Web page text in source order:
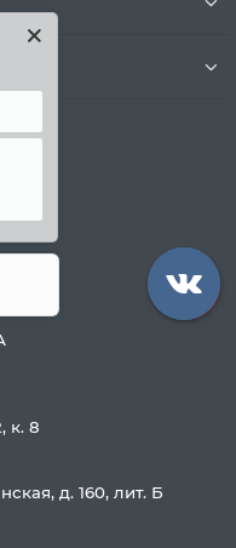
к. 8
д. 160, лит. Б